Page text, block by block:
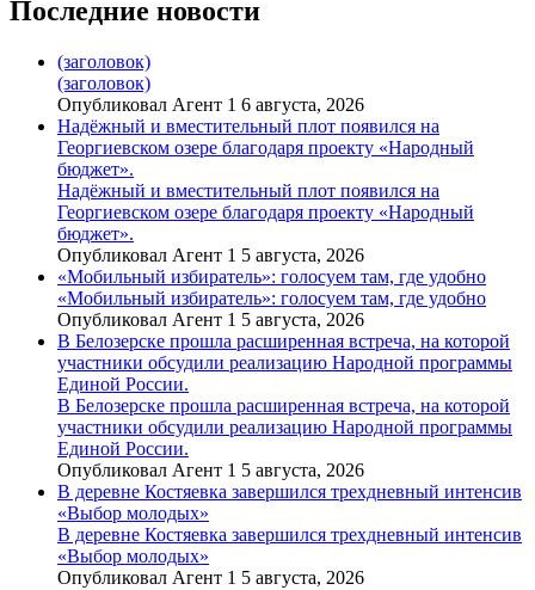
Последние новости
(заголовок)
(заголовок)
Опубликовал Агент 1 6 августа, 2026
Надёжный и вместительный плот появился на
Георгиевском озере благодаря проекту «Народный
бюджет».
Надёжный и вместительный плот появился на
Георгиевском озере благодаря проекту «Народный
бюджет».
Опубликовал Агент 1 5 августа, 2026
«Мобильный избиратель»: голосуем там, где удобно
«Мобильный избиратель»: голосуем там, где удобно
Опубликовал Агент 1 5 августа, 2026
В Белозерске прошла расширенная встреча, на которой
участники обсудили реализацию Народной программы
Единой России.
В Белозерске прошла расширенная встреча, на которой
участники обсудили реализацию Народной программы
Единой России.
Опубликовал Агент 1 5 августа, 2026
В деревне Костяевка завершился трехдневный интенсив
«Выбор молодых»
В деревне Костяевка завершился трехдневный интенсив
«Выбор молодых»
Опубликовал Агент 1 5 августа, 2026